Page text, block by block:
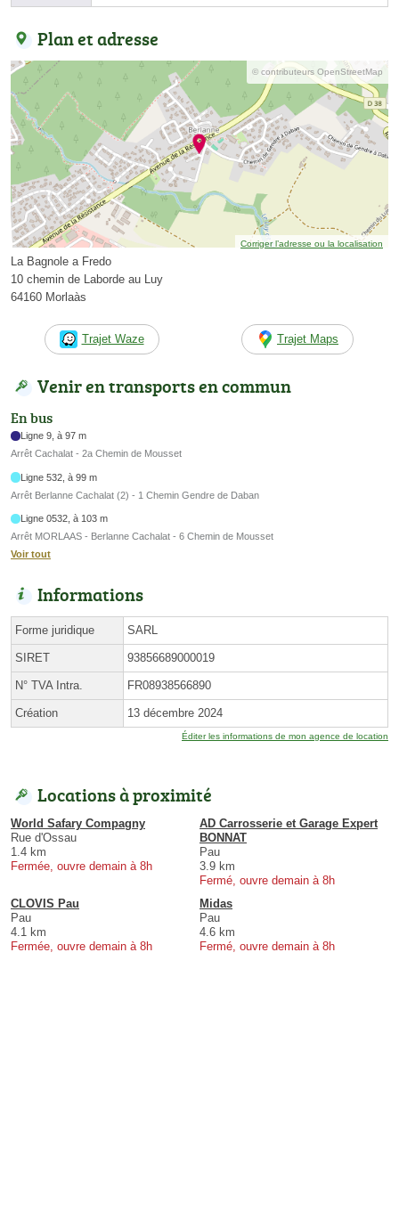
Plan et adresse
© contributeurs OpenStreetMap
Corriger l’adresse ou la localisation
La Bagnole a Fredo
10 chemin de Laborde au Luy
64160 Morlaàs
Trajet Waze Trajet Maps
Venir en transports en commun
En bus
Ligne 9, à 97 m
Arrêt Cachalat - 2a Chemin de Mousset
Ligne 532, à 99 m
Arrêt Berlanne Cachalat (2) - 1 Chemin Gendre de Daban
Ligne 0532, à 103 m
Arrêt MORLAAS - Berlanne Cachalat - 6 Chemin de Mousset
Voir tout
Informations
Forme juridique SARL
SIRET 93856689000019
N° TVA Intra. FR08938566890
Création 13 décembre 2024
Éditer les informations de mon agence de location
Locations à proximité
World Safary Compagny
Rue d'Ossau
1.4 km
Fermée, ouvre demain à 8h
AD Carrosserie et Garage Expert
BONNAT
Pau
3.9 km
Fermé, ouvre demain à 8h
CLOVIS Pau
Pau
4.1 km
Fermée, ouvre demain à 8h
Midas
Pau
4.6 km
Fermé, ouvre demain à 8h